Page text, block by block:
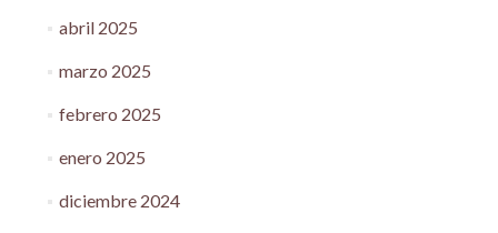
abril 2025
marzo 2025
febrero 2025
enero 2025
diciembre 2024